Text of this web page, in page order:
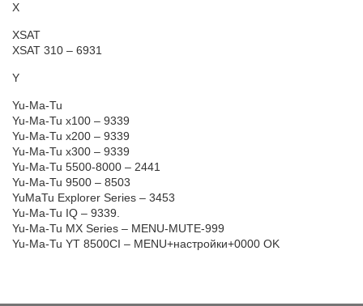
X
XSAT
XSAT 310 – 6931
Y
Yu-Ma-Tu
Yu-Ma-Tu x100 – 9339
Yu-Ma-Tu x200 – 9339
Yu-Ma-Tu x300 – 9339
Yu-Ma-Tu 5500-8000 – 2441
Yu-Ma-Tu 9500 – 8503
YuMaTu Explorer Series – 3453
Yu-Ma-Tu IQ – 9339.
Yu-Ma-Tu MX Series – MENU-MUTE-999
Yu-Ma-Tu YT 8500CI – MENU+настройки+0000 OK